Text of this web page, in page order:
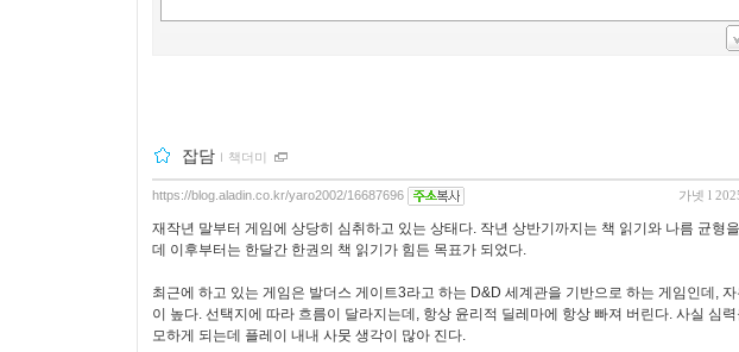
잡담 ｌ 책더미
가넷 l
https://blog.aladin.co.kr/yaro2002/16687696
재작년 말부터 게임에 상당히 심취하고 있는 상태다. 작년 상반기까지는 책 읽기와 나름 균형
데 이후부터는 한달간 한권의 책 읽기가 힘든 목표가 되었다.
최근에 하고 있는 게임은 발더스 게이트3라고 하는 D&D 세계관을 기반으로 하는 게임인데,
이 높다. 선택지에 따라 흐름이 달라지는데, 항상 윤리적 딜레마에 항상 빠져 버린다. 사실 심
모하게 되는데 플레이 내내 사뭇 생각이 많아 진다.